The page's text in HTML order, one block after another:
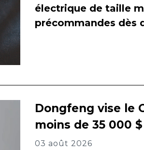
électrique de taille
précommandes dès
Dongfeng vise le
moins de 35 000 $
03 août 2026